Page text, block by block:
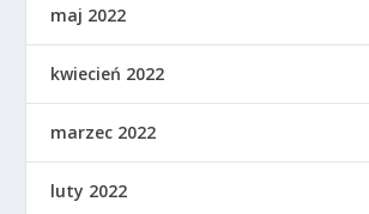
maj 2022
kwiecień 2022
marzec 2022
luty 2022